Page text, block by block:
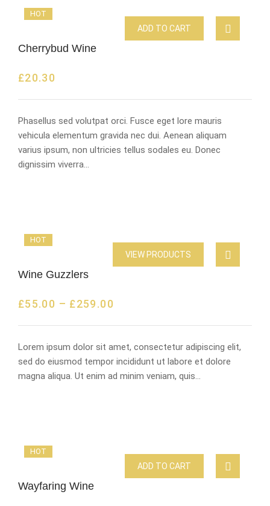
HOT
Cherrybud Wine
£20.30
ADD TO CART
Phasellus sed volutpat orci. Fusce eget lore mauris
vehicula elementum gravida nec dui. Aenean aliquam
varius ipsum, non ultricies tellus sodales eu. Donec
dignissim viverra…
HOT
Wine Guzzlers
£55.00 – £259.00
VIEW PRODUCTS
Lorem ipsum dolor sit amet, consectetur adipiscing elit,
sed do eiusmod tempor incididunt ut labore et dolore
magna aliqua. Ut enim ad minim veniam, quis…
HOT
Wayfaring Wine
ADD TO CART